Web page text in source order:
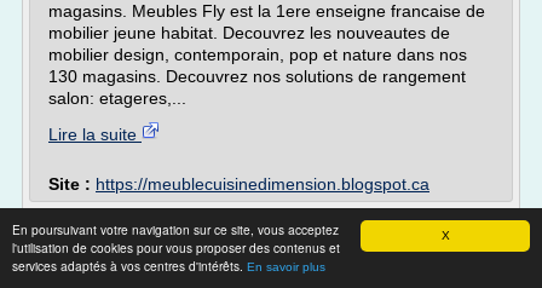
X
En poursuivant votre navigation sur ce site, vous acceptez
l'utilisation de cookies pour vous proposer des contenus et
services adaptés à vos centres d'intérêts. En savoir plus
magasins. Meubles Fly est la 1ere enseigne francaise de
mobilier jeune habitat. Decouvrez les nouveautes de
mobilier design, contemporain, pop et nature dans nos
130 magasins. Decouvrez nos solutions de rangement
salon: etageres,...
Lire la suite
Site : https://meublecuisinedimension.blogspot.ca
Meuble de cuisine ( haut ) pas cher -
Ameublement